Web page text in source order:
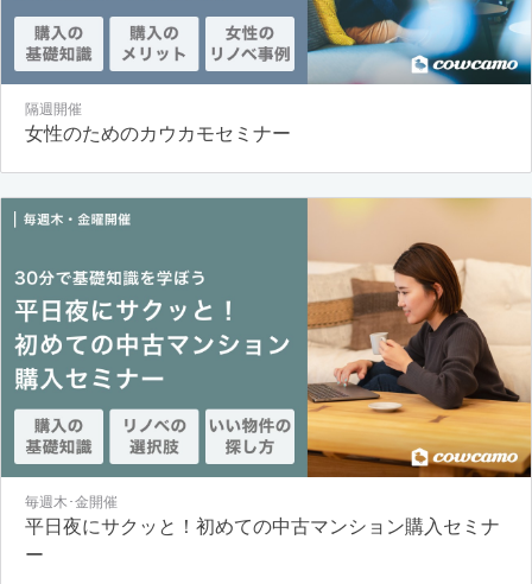
隔週開催
女性のためのカウカモセミナー
毎週木･金開催
平日夜にサクッと！初めての中古マンション購入セミナ
ー